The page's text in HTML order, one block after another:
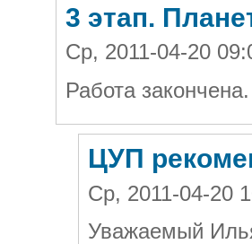
3 этап.
Ср, 2011-04-20
Работа
ЦУП
Ср, 2011-04-20
Уважаемый